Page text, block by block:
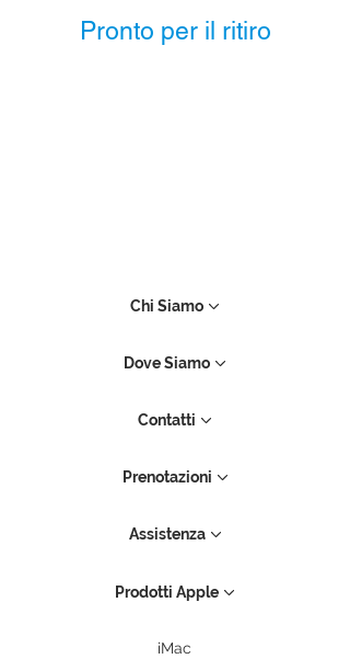
Pronto per il ritiro
Chi Siamo
Dove Siamo
Contatti
Prenotazioni
Assistenza
Prodotti Apple
iMac